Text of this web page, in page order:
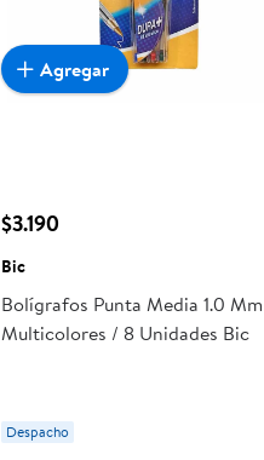
$3.190
Bic
Bolígrafos Punta Media 1.0 Mm
Multicolores / 8 Unidades Bic
Despacho
Agregar